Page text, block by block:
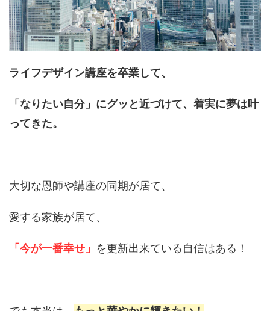
ライフデザイン講座を卒業して、
「なりたい自分」にグッと近づけて、着実に夢は叶
ってきた。
大切な恩師や講座の同期が居て、
愛する家族が居て、
「今が一番幸せ」 を更新出来ている自信はある！